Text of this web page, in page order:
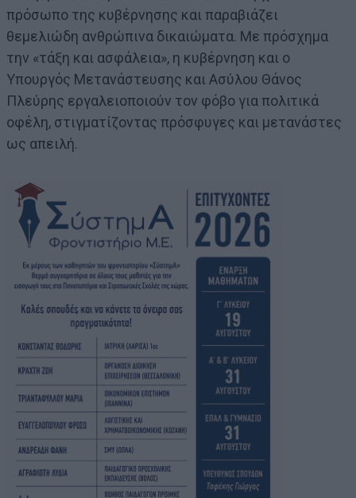
πρόσωπο της κυβέρνησης και παραβιάζει
θεμελιώδη ανθρώπινα δικαιώματα. Με πρόσχημα
την «τάξη και ασφάλεια», η κυβέρνηση και ο
Υπουργός Μετανάστευσης και Ασύλου Θάνος
Πλεύρης εργαλειοποιούν τον φόβο για πολιτικά
οφέλη, στιγματίζοντας πρόσφυγες και μετανάστες
ως απειλή.